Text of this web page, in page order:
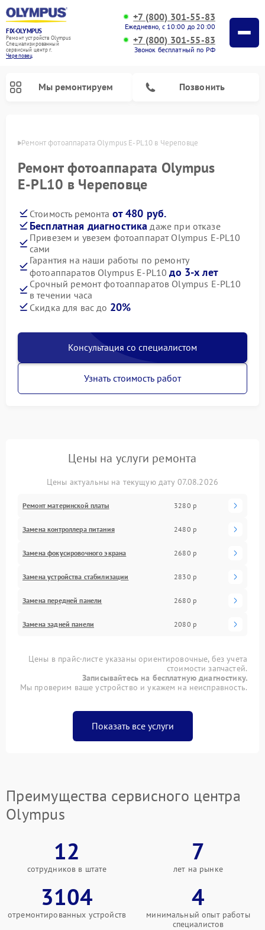
FIX-OLYMPUS
Ремонт устройств Olympus
Специализированный
cервисный центр г.
Череповец
+7 (800) 301-55-83
Ежедневно, с 10:00 до 20:00
+7 (800) 301-55-83
Звонок бесплатный по РФ
Мы ремонтируем Позвонить
Ремонт фотоаппарата Olympus E‑PL10 в Череповце
Ремонт фотоаппарата Olympus
E‑PL10 в Череповце
Стоимость ремонта от 480 руб.
Бесплатная диагностика даже при отказе
Привезем и увезем фотоаппарат Olympus E‑PL10
сами
Гарантия на наши работы по ремонту
фотоаппаратов Olympus E‑PL10до 3-х лет
Срочный ремонт фотоаппаратов Olympus E‑PL10
в течении часа
Скидка для вас до 20%
Консультация со специалистом
Узнать стоимость работ
Цены на услуги ремонта
Цены актуальны на текущую дату 07.08.2026
Ремонт материнской платы 3280 р
Замена контроллера питания 2480 р
Замена фокусировочного экрана 2680 р
Замена устройства стабилизации 2830 р
Замена передней панели 2680 р
Замена задней панели 2080 р
Цены в прайс-листе указаны ориентировочные, без учета
стоимости запчастей.
Записывайтесь на бесплатную диагностику.
Мы проверим ваше устройство и укажем на неисправность.
Показать все услуги
Преимущества сервисного центра
Olympus
12
сотрудников в штате
7
лет на рынке
3104
отремонтированных устройств
4
минимальный опыт работы
специалистов